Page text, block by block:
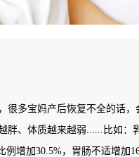
很多宝妈产后恢复不全的话
胖、体质越来越弱......比如：
例增加30.5%，胃肠不适增加